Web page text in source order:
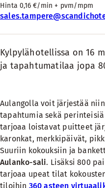
Hinta 0,16 €/min + pvm/mpm
Kylpylähotellissa on 16
ja tapahtumatilaa jopa
Aulangolla voit järjestää
tapahtumia sekä
tarjoaa loistavat puitteet
karonkat, merkkipäivät,
Suuriin kokouksiin ja
Aulanko-sali. Lisäksi 800
tarjoaa upeat tilat
tiloihin 360 asteen